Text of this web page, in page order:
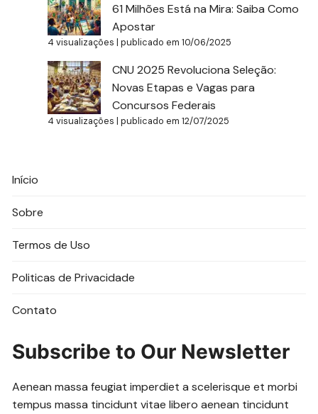
61 Milhões Está na Mira: Saiba Como
Apostar
4 visualizações |publicado em 10/06/2025
CNU 2025 Revoluciona Seleção:
Novas Etapas e Vagas para
Concursos Federais
4 visualizações |publicado em 12/07/2025
Início
Sobre
Termos de Uso
Politicas de Privacidade
Contato
Subscribe to Our Newsletter
Aenean massa feugiat imperdiet a scelerisque et morbi
tempus massa tincidunt vitae libero aenean tincidunt